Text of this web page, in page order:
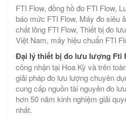
FTI Flow, đồng hồ đo FTI Flow,
báo mức FTI Flow, Máy đo siêu
chất lỏng FTI Flow, Thiết bị đo
Việt Nam, máy hiệu chuẩn FTI
Đại lý thiết bị đo lưu lượng Fti
công nhận tại Hoa Kỳ và trên
giải pháp đo lưu lượng chuyên
cung cấp nguồn tài nguyên đo
hơn 50 năm kinh nghiệm giải
nhất.